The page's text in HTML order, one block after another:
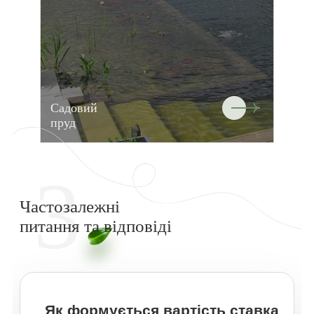
Садовий
пруд
3
Частозалежні
питання та відповіді
Як формується вартість ставка